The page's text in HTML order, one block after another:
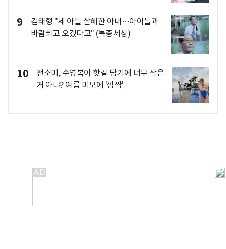
9
김태형 "세 아들 살해한 아내…아이들과
바람쐬고 오겠다고" (특종세상)
10
전소미, 수영복이 핫걸 담기에 너무 작은
거 아냐? 여름 미모에 '깜짝'